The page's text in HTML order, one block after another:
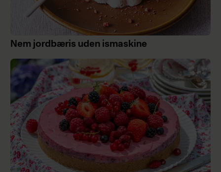
Nem jordbæris uden ismaskine